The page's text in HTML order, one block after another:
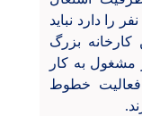
مستقیم برای حداقل یک هزار و ۲۰۰ نفر را دارد نباید
بزرگ
حال حاضر ۸۰ کارگر مشغول به کار
خطوط